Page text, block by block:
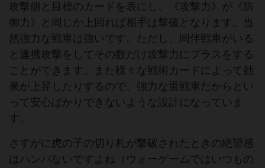
攻撃側と目標のカードを表にし、《攻撃力》が《防
御力》と同じか上回れば相手は撃破となります。当
然強力な戦車は強いです。ただし、同伴戦車がいる
と連携攻撃をしてその数だけ攻撃力にプラスをする
ことができます。また様々な戦術カードによって効
果が上昇したりするので、強力な重戦車だからとい
って安心ばかりできないような設計になっていま
す。
さすがに虎の子の切り札が撃破されたときの絶望感
はハンパないですよね（ウォーゲームではいつもの